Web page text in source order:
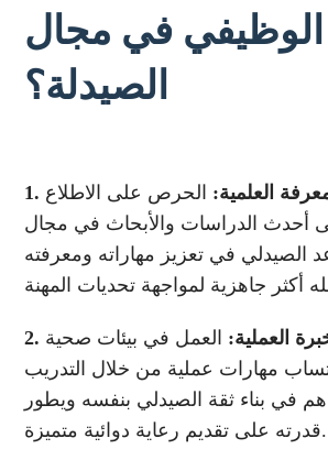
الوظيفي في مجال
الصيدلة؟
العلمية: الحرص على الاطلاع
أحدث الدراسات والأبحاث في مجال
الصيدلي في تعزيز مهاراته ومعرفته
العملية: العمل في بيئات صحية
مهارات عملية من خلال التدريب
في بناء ثقة الصيدلي بنفسه ويطور
قدرته على تقديم رعاية دوائية متميزة.